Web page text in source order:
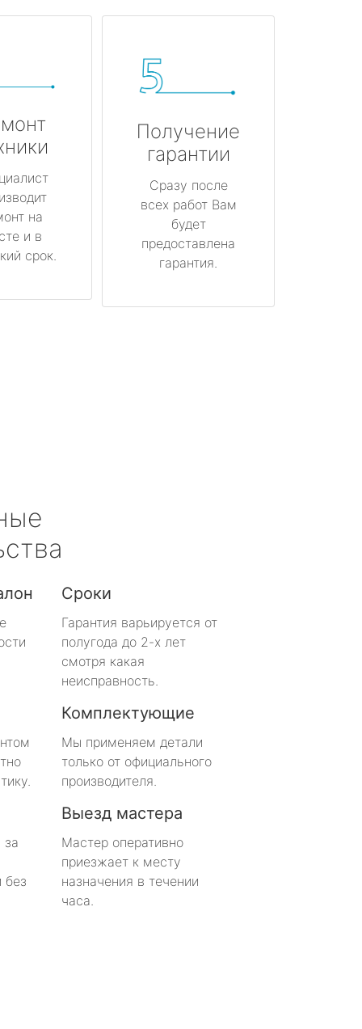
на
и в
срок.
Получение
гарантии
Сразу после
всех работ Вам
будет
предоставлена
гарантия.
Сроки
Гарантия варьируется от
полугода до 2-х лет
смотря какая
неисправность.
Комплектующие
Мы применяем детали
только от официального
производителя.
за
без
Выезд мастера
Мастер оперативно
приезжает к месту
назначения в течении
часа.